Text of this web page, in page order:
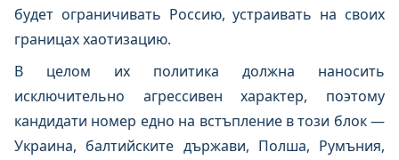
будет ограничивать Россию, устраивать на своих
границах хаотизацию.
В целом их политика должна наносить
исключительно агрессивен характер, поэтому
кандидати номер едно на встъпление в този блок —
Украина, балтийските държави, Полша, Румъния,